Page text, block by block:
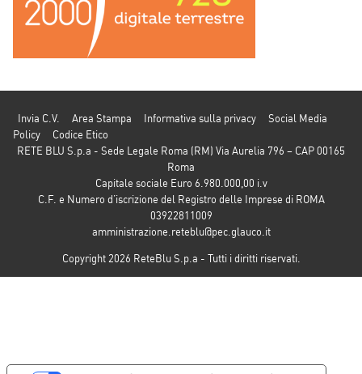
Invia C.V. Area Stampa Informativa sulla privacy
Social Media
Policy
Codice Etico
RETE BLU S.p.a - Sede Legale Roma (RM) Via Aurelia 796 – CAP 00165
Roma
Capitale sociale Euro 6.980.000,00 i.v
C.F. e Numero d’iscrizione del Registro delle Imprese di ROMA
03922811009
amministrazione.reteblu@pec.glauco.it
Copyright 2026 ReteBlu S.p.a - Tutti i diritti riservati.